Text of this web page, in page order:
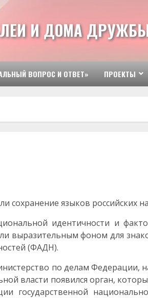
И ДОМА
ВОПРОС И ОТВЕТ» ПРОЕКТЫ
сохранение языков российских
идентичности и
выразительным фоном для
(ФАДН).
по делам Федерации,
власти появился орган,
государственной